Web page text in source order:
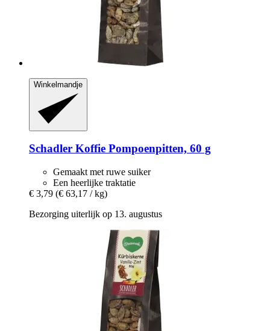
Winkelmandje
Schadler Koffie Pompoenpitten, 60 g
Gemaakt met ruwe suiker
Een heerlijke traktatie
€ 3,79 (€ 63,17 / kg)
Bezorging uiterlijk op 13. augustus